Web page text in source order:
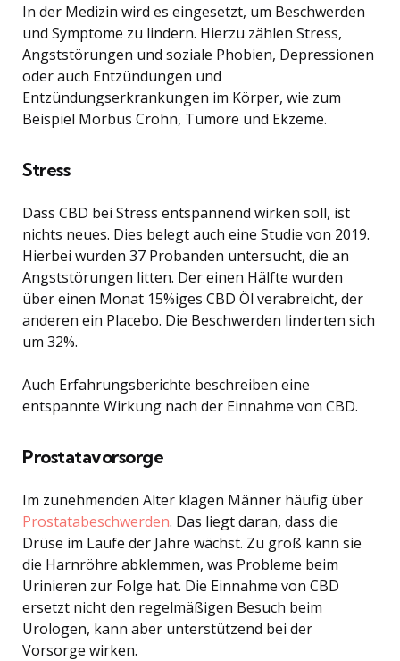
In der Medizin wird es eingesetzt, um Beschwerden
und Symptome zu lindern. Hierzu zählen Stress,
Angststörungen und soziale Phobien, Depressionen
oder auch Entzündungen und
Entzündungserkrankungen im Körper, wie zum
Beispiel Morbus Crohn, Tumore und Ekzeme.
Stress
Dass CBD bei Stress entspannend wirken soll, ist
nichts neues. Dies belegt auch eine Studie von 2019.
Hierbei wurden 37 Probanden untersucht, die an
Angststörungen litten. Der einen Hälfte wurden
über einen Monat 15%iges CBD Öl verabreicht, der
anderen ein Placebo. Die Beschwerden linderten sich
um 32%.
Auch Erfahrungsberichte beschreiben eine
entspannte Wirkung nach der Einnahme von CBD.
Prostatavorsorge
Im zunehmenden Alter klagen Männer häufig über
Prostatabeschwerden. Das liegt daran, dass die
Drüse im Laufe der Jahre wächst. Zu groß kann sie
die Harnröhre abklemmen, was Probleme beim
Urinieren zur Folge hat. Die Einnahme von CBD
ersetzt nicht den regelmäßigen Besuch beim
Urologen, kann aber unterstützend bei der
Vorsorge wirken.